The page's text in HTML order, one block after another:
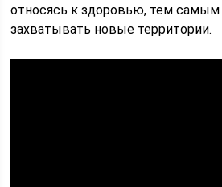
относясь к здоровью, тем самым
захватывать новые территории.